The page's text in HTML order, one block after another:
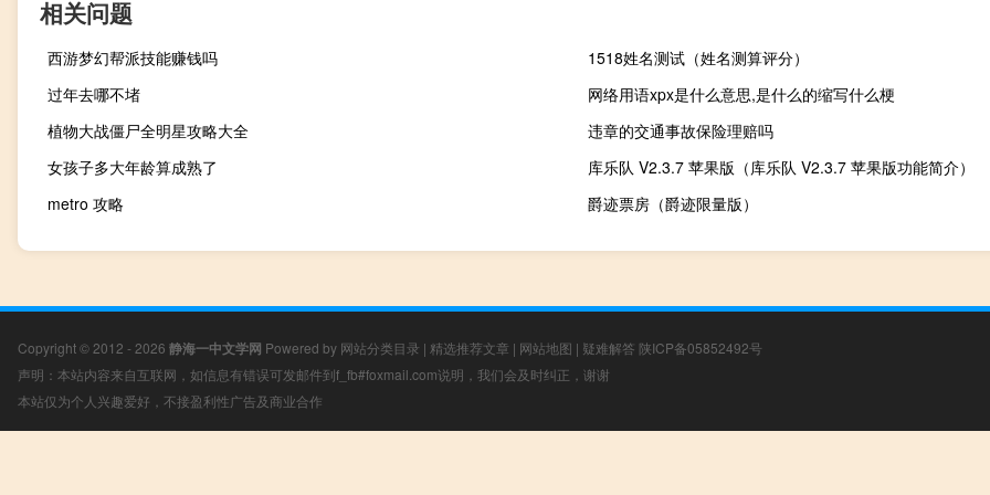
相关问题
西游梦幻帮派技能赚钱吗
1518姓名测试（姓名测算评分）
过年去哪不堵
网络用语xpx是什么意思,是什么的缩写什么梗
植物大战僵尸全明星攻略大全
违章的交通事故保险理赔吗
女孩子多大年龄算成熟了
库乐队 V2.3.7 苹果版（库乐队 V2.3.7 苹果版功能简介）
metro 攻略
爵迹票房（爵迹限量版）
Copyright © 2012 - 2026 静海一中文学网 Powered by 网站分类目录 | 精选推荐文章 | 网站地图 | 疑难解答 陕ICP备05852492号
声明：本站内容来自互联网，如信息有错误可发邮件到f_fb#foxmail.com说明，我们会及时纠正，谢谢
本站仅为个人兴趣爱好，不接盈利性广告及商业合作